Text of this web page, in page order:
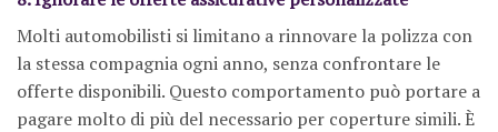
Molti automobilisti si limitano a rinnovare la polizza con
la stessa compagnia ogni anno, senza confrontare le
offerte disponibili. Questo comportamento può portare a
pagare molto di più del necessario per coperture simili. È